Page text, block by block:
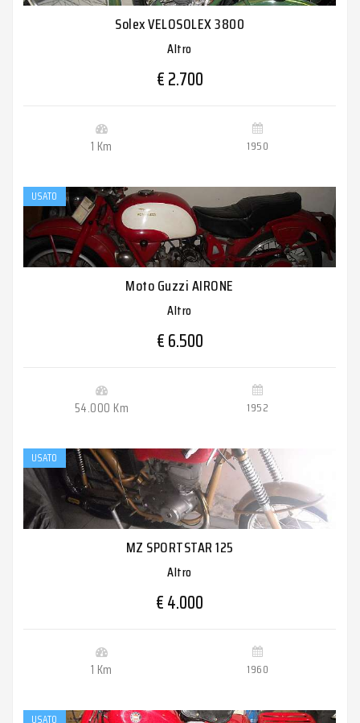
Solex VELOSOLEX 3800
Altro
€ 2.700
1 Km 1950
USATO
Moto Guzzi AIRONE
Altro
€ 6.500
54.000 Km 1952
USATO
MZ SPORTSTAR 125
Altro
€ 4.000
1 Km 1960
USATO